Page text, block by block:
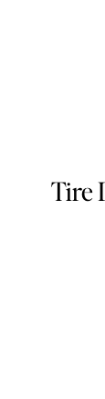
Tire